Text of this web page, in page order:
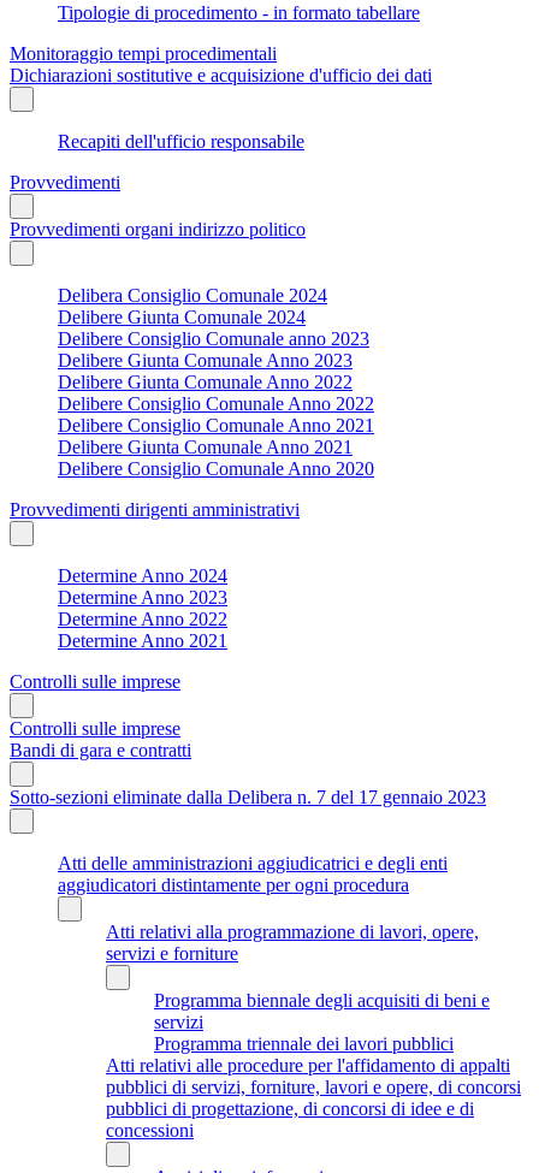
Tipologie di procedimento - in formato tabellare
Monitoraggio tempi procedimentali
Dichiarazioni sostitutive e acquisizione d'ufficio dei dati
Recapiti dell'ufficio responsabile
Provvedimenti
Provvedimenti organi indirizzo politico
Delibera Consiglio Comunale 2024
Delibere Giunta Comunale 2024
Delibere Consiglio Comunale anno 2023
Delibere Giunta Comunale Anno 2023
Delibere Giunta Comunale Anno 2022
Delibere Consiglio Comunale Anno 2022
Delibere Consiglio Comunale Anno 2021
Delibere Giunta Comunale Anno 2021
Delibere Consiglio Comunale Anno 2020
Provvedimenti dirigenti amministrativi
Determine Anno 2024
Determine Anno 2023
Determine Anno 2022
Determine Anno 2021
Controlli sulle imprese
Controlli sulle imprese
Bandi di gara e contratti
Sotto-sezioni eliminate dalla Delibera n. 7 del 17 gennaio 2023
Atti delle amministrazioni aggiudicatrici e degli enti
aggiudicatori distintamente per ogni procedura
Atti relativi alla programmazione di lavori, opere,
servizi e forniture
Programma biennale degli acquisiti di beni e
servizi
Programma triennale dei lavori pubblici
Atti relativi alle procedure per l'affidamento di appalti
pubblici di servizi, forniture, lavori e opere, di concorsi
pubblici di progettazione, di concorsi di idee e di
concessioni